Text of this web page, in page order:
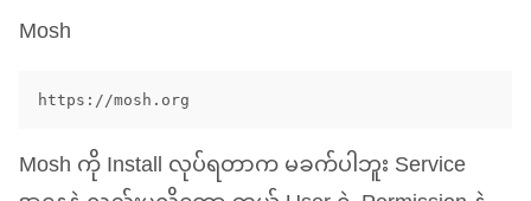
Mosh
Mosh ကို Install လုပ်ရတာက မခက်ပါဘူး Service